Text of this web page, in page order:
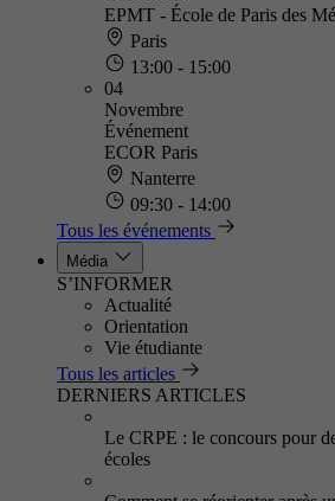
EPMT - École de Paris des
Paris
13:00 - 15:00
04
Novembre
Événement
ECOR Paris
Nanterre
09:30 - 14:00
Tous les événements
Média
S’INFORMER
Actualité
Orientation
Vie étudiante
Tous les articles
DERNIERS ARTICLES
Le CRPE : le concours pour
écoles